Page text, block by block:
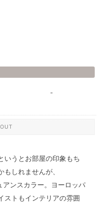
-
いうとお部屋の印象もち
しれませんが、
ンスカラー。ヨーロッパ
ストもインテリアの雰囲